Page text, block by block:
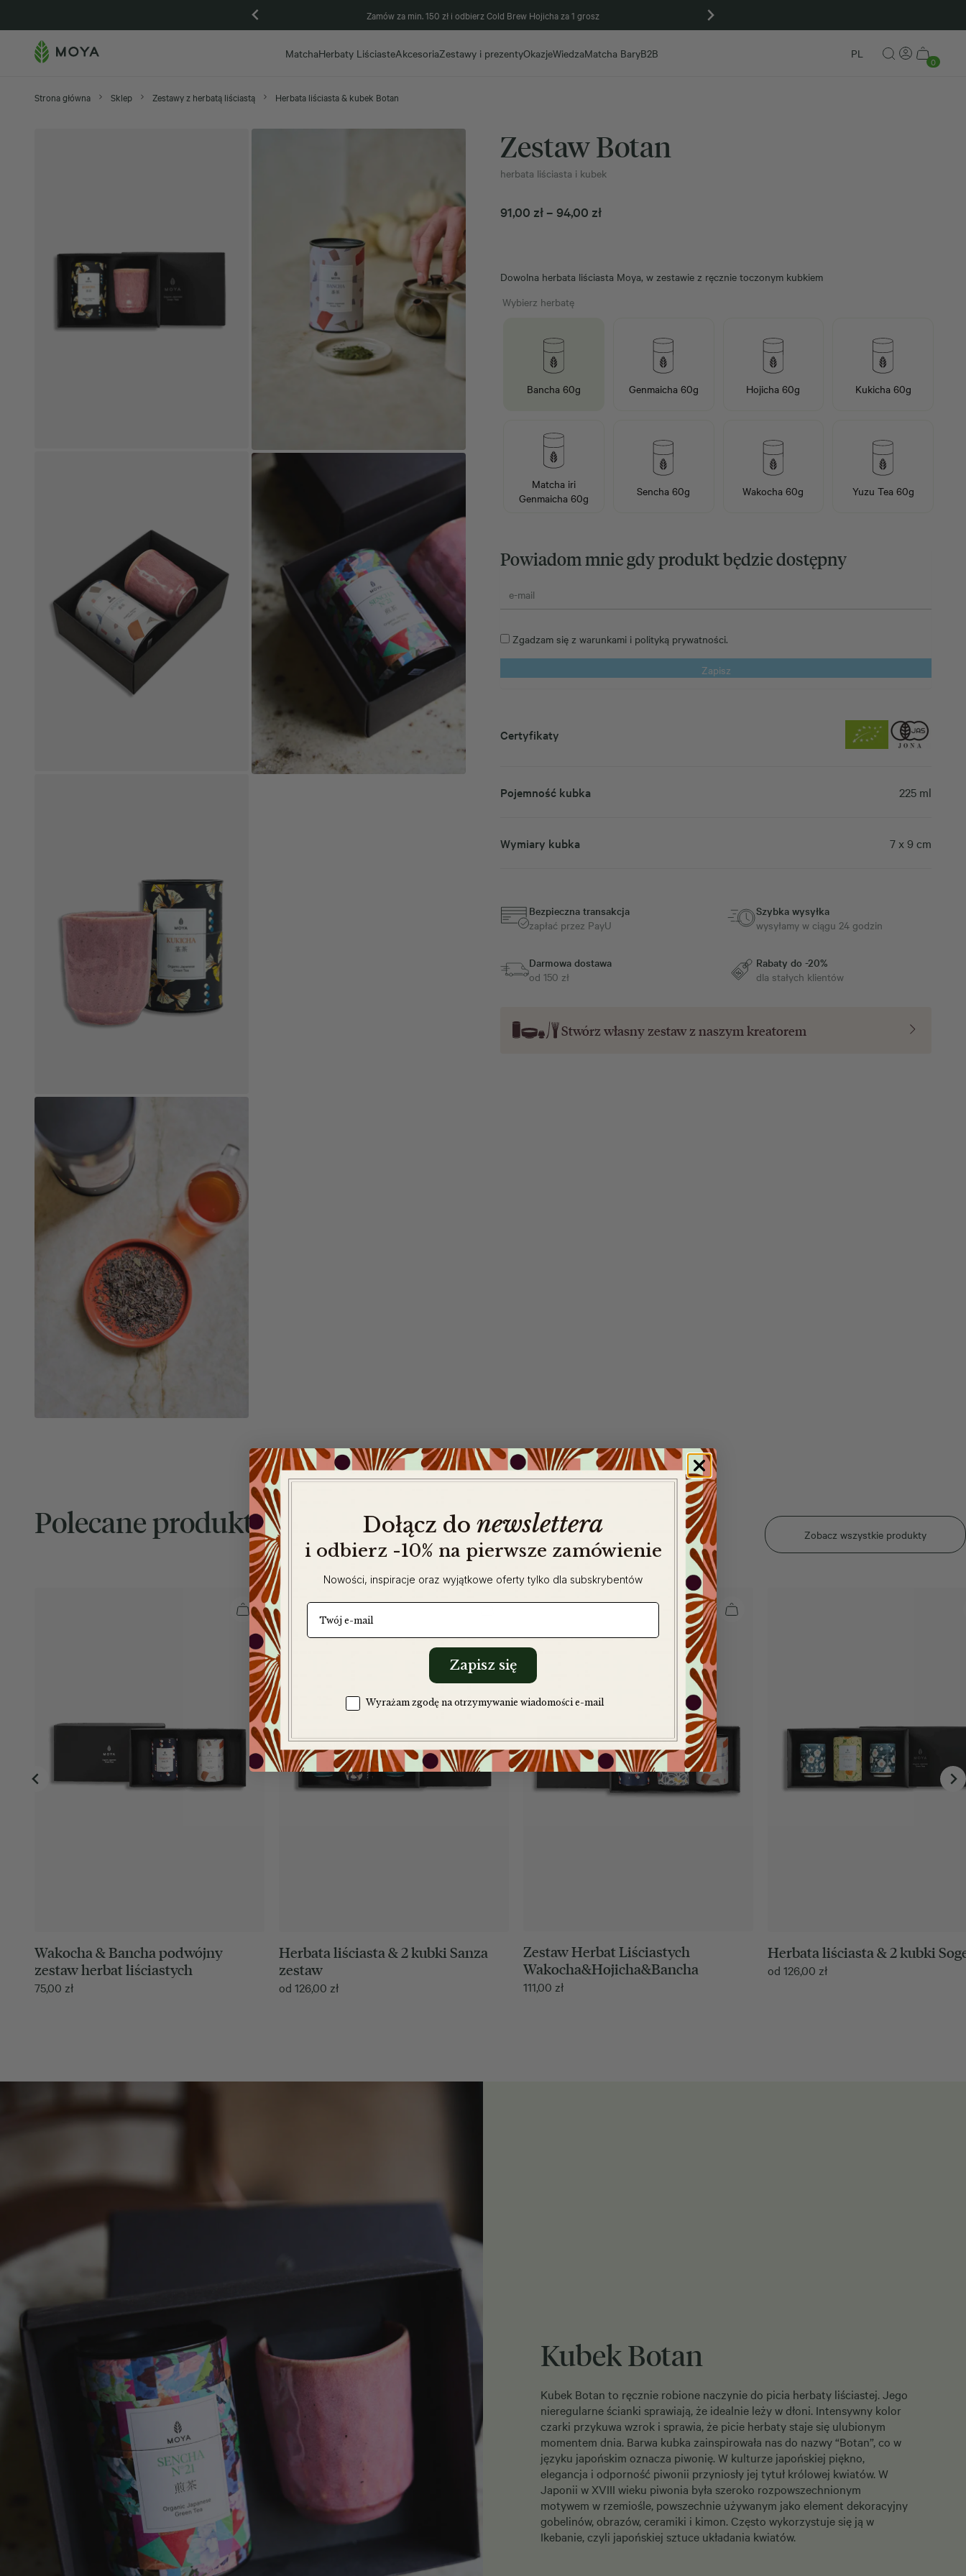
Zamów za min. 150 zł i odbierz Cold Brew Hojicha za 1 grosz
MatchaHerbaty LiściasteAkcesoriaZestawy i prezentyOkazjeWiedzaMatcha BaryB2B PL
0
Strona główna Sklep Zestawy z herbatą liściastą Herbata liściasta & kubek Botan
Zestaw Botan
herbata liściasta i kubek
91,00 zł – 94,00 złZakres
do
Dowolna herbata liściasta Moya, w zestawie z ręcznie toczonym kubkiem
Wybierz herbatę
Bancha 60g Genmaicha 60g Hojicha 60g Kukicha 60g
Matcha iri
Genmaicha 60g
Sencha 60g Wakocha 60g Yuzu Tea 60g
Powiadom mnie gdy produkt będzie dostępny
Zgadzam się z warunkami i polityką prywatności.
Zapisz
Certyfikaty
Pojemność kubka 225 ml
Wymiary kubka 7 x 9 cm
Bezpieczna transakcja
zapłać przez PayU
Szybka wysyłka
wysyłamy w ciągu 24 godzin
Darmowa dostawa
od 150 zł
Rabaty do -20%
dla stałych klientów
Stwórz własny zestaw z naszym kreatorem
Polecane produkty Zobacz wszystkie produkty
Wakocha & Bancha podwójny
zestaw herbat liściastych
75,00 zł
Herbata liściasta & 2 kubki Sanza
zestaw
od 126,00 zł
Zestaw Herbat Liściastych
Wakocha&Hojicha&Bancha
111,00 zł
Herbata liściasta & 2 kubki
od 126,00 zł
Kubek Botan
Kubek Botan to ręcznie robione naczynie do picia herbaty liściastej. Jego
nieregularne ścianki sprawiają, że idealnie leży w dłoni. Intensywny kolor
czarki przykuwa wzrok i sprawia, że picie herbaty staje się ulubionym
momentem dnia. Barwa kubka zainspirowała nas do nazwy “Botan”, co w
języku japońskim oznacza piwonię. W kulturze japońskiej piękno,
elegancja i odporność piwonii przyniosły jej tytuł królowej kwiatów. W
Japonii w XVIII wieku piwonia była szeroko rozpowszechnionym
motywem w rzemiośle, powszechnie używanym jako element dekoracyjny
gobelinów, obrazów, ceramiki i kimon. Często wykorzystuje się ją w
Ikebanie, czyli japońskiej sztuce układania kwiatów.
Dołącz do newslettera
i odbierz -10% na pierwsze zamówienie
Nowości, inspiracje oraz wyjątkowe oferty tylko dla subskrybentów
e-mail
Zapisz się
Zgoda na komunikację
Wyrażam zgodę na otrzymywanie wiadomości e-mail